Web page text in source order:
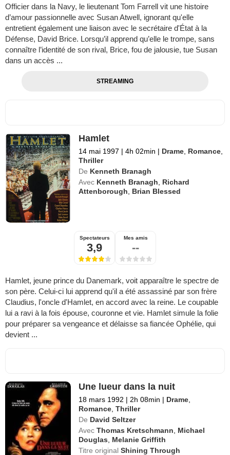
Officier dans la Navy, le lieutenant Tom Farrell vit une histoire
d’amour passionnelle avec Susan Atwell, ignorant qu'elle
entretient également une liaison avec le secrétaire d'État à la
Défense, David Brice. Lorsqu’il apprend qu’elle le trompe, sans
connaître l’identité de son rival, Brice, fou de jalousie, tue Susan
dans un accès ...
STREAMING
Hamlet
14 mai 1997 | 4h 02min | Drame Romance
Thriller
De Kenneth Branagh
Avec Kenneth Branagh
Richard
Attenborough
Brian Blessed
Spectateurs
3,9
Mes amis
--
Hamlet, jeune prince du Danemark, voit apparaître le spectre de
son père. Celui-ci lui apprend qu'il a été assassiné par son frère
Claudius, l'oncle d'Hamlet, en accord avec la reine. Le coupable
lui a ravi à la fois épouse, couronne et vie. Hamlet simule la folie
pour préparer sa vengeance et délaisse sa fiancée Ophélie, qui
devient ...
Une lueur dans la nuit
18 mars 1992 | 2h 08min | Drame
Romance ,Thriller
De David Seltzer
Avec Thomas Kretschmann
Michael
Douglas
Melanie Griffith
Titre originalShining Through